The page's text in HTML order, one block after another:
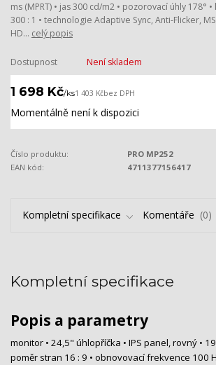
ms (MPRT) • jas 300 cd/m2 • pozorovací úhly 178°
300 : 1 • technologie Adaptive Sync, Anti-Flicker,
HD... celý popis
Dostupnost Není skladem
1 698 Kč/ks1 403 Kčbez DPH
Momentálně není k dispozici
Číslo produktu:
PRO MP252
EAN kód:
4711377156417
Kompletní specifikace Komentáře 0
Kompletní specifikace
Popis a parametry
monitor • 24,5" úhlopříčka • IPS panel, rovný •
poměr stran 16 : 9 • obnovovací frekvence 100